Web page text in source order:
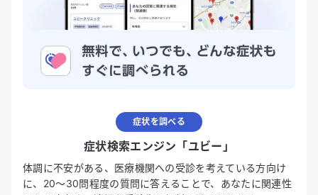
症状を調べる
症状検索エンジン「ユビー」
体調に不安がある、医療機関への受診を考えている方向け
に、20〜30問程度の質問に答えることで、あなたに関連性